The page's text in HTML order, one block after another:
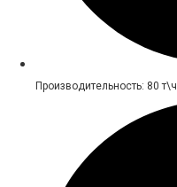
Производительность: 80 т\ч